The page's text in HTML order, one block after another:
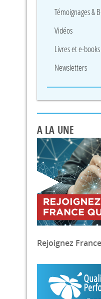
Témoignages &
Vidéos
Livres et e-books
Newsletters
A LA UNE
Rejoignez